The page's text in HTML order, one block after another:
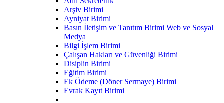
Arşiv Birimi
Ayniyat Birimi
Basın İletişim ve Tanıtım Birimi Web ve Sosyal
Medya
Bilgi İşlem Birimi
Çalışan Hakları ve Güvenliği Birimi
Disiplin Birimi
Eğitim Birimi
Ek Ödeme (Döner Sermaye) Birimi
Evrak Kayıt Birimi